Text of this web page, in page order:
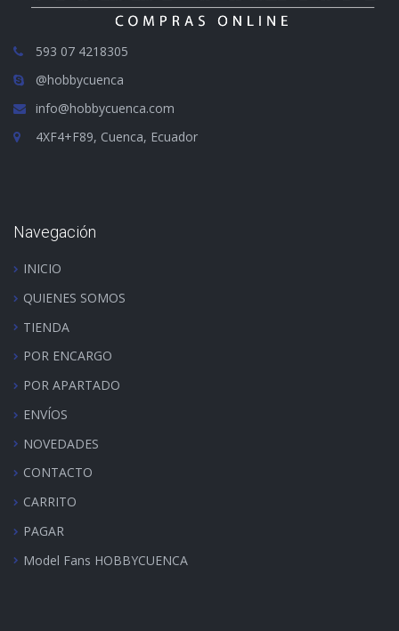
593 07 4218305
@hobbycuenca
info@hobbycuenca.com
4XF4+F89, Cuenca, Ecuador
Navegación
INICIO
QUIENES SOMOS
TIENDA
POR ENCARGO
POR APARTADO
ENVÍOS
NOVEDADES
CONTACTO
CARRITO
PAGAR
Model Fans HOBBYCUENCA